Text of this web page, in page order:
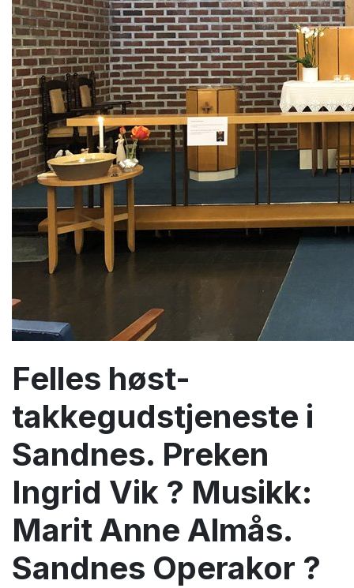
Felles høst-
takkegudstjeneste i
Sandnes. Preken
Ingrid Vik ? Musikk:
Marit Anne Almås.
Sandnes Operakor ?